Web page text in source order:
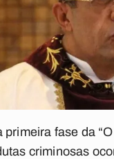
fase da
criminosas